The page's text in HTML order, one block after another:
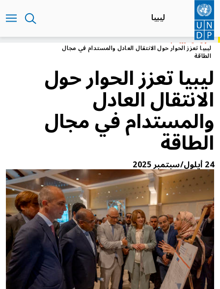
تجاوز
إلى
المحتوى
الرئيسي
ليبيا
الرئيسيةليبيا
ليبيا تعزز الحوار حول الانتقال العادل والمستدام في مجال
الطاقة
ليبيا تعزز الحوار حول
الانتقال العادل
والمستدام في مجال
الطاقة
24 أيلول/سبتمبر 2025